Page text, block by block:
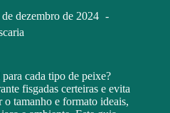
de dezembro de 2024
cada tipo de peixe?
fisgadas certeiras e evita
o tamanho e formato ideais,